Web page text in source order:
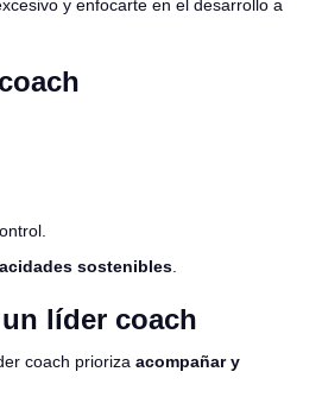
y enfocarte en el desarrollo a
sostenibles
líder coach
coach prioriza acompañar y